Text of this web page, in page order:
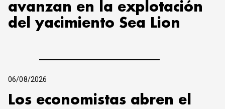
avanzan en la explotación
del yacimiento Sea Lion
06/08/2026
Los economistas abren el